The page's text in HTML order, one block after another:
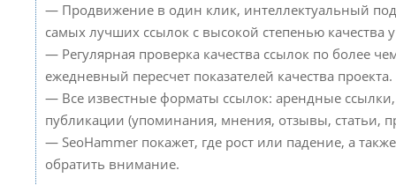
— Продвижение в один клик, интеллектуальный
самых лучших ссылок с высокой степенью качества
— Регулярная проверка качества ссылок по более
ежедневный пересчет показателей качества проекта.
— Все известные форматы ссылок: арендные
публикации (упоминания, мнения, отзывы, статьи,
— SeoHammer покажет, где рост или падение, а
обратить внимание.